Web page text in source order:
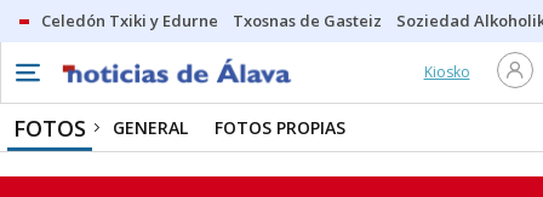
Celedón Txiki y Edurne Txosnas de Gasteiz Soziedad
Kiosko
FOTOS GENERAL FOTOS PROPIAS